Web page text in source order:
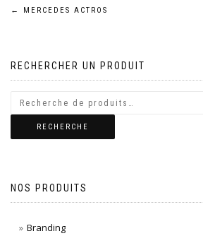
Navigation
l’article
← MERCEDES ACTROS
RECHERCHER UN PRODUIT
RECHERCHE
NOS PRODUITS
Branding